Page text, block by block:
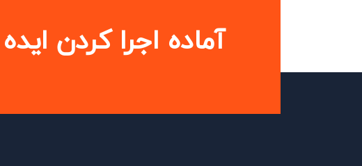
آماده اجرا کردن